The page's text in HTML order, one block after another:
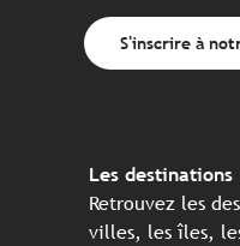
S'inscrire à
Les destinations
Retrouvez les
villes, les îles,